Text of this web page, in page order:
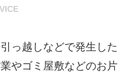
っ越しなどで発生した
やゴミ屋敷などのお片